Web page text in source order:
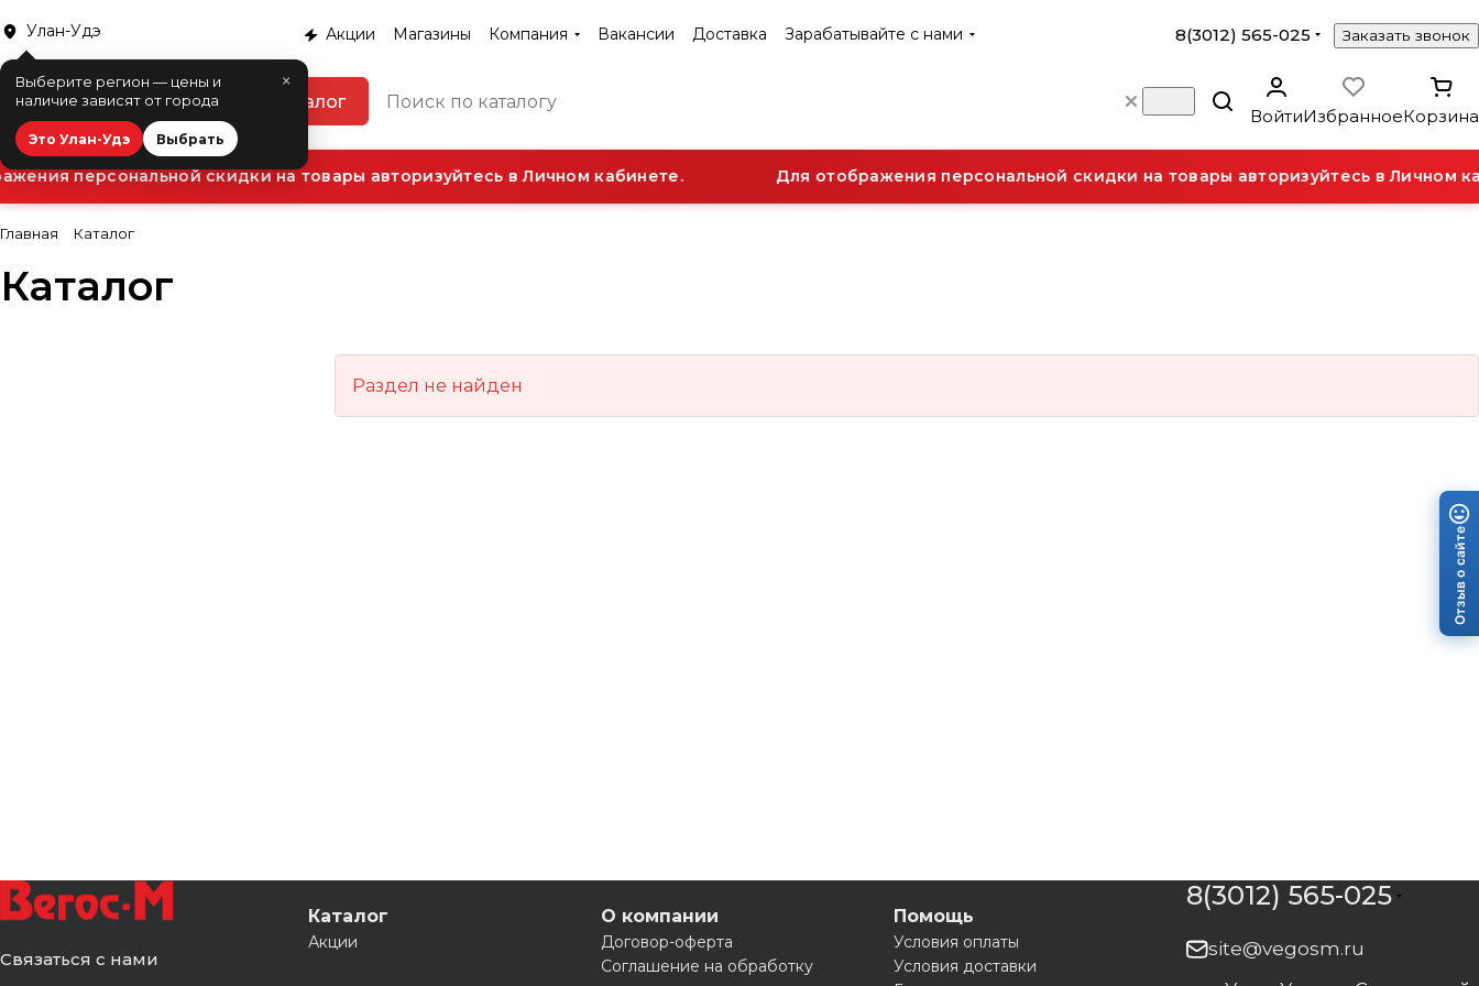
Улан-Удэ
×
Выберите регион — цены и
наличие зависят от города
Это Улан-Удэ Выбрать
Акции Магазины Компания Вакансии Доставка Зарабатывайте с нами 8(3012) 565-025 Заказать звонок
Каталог
ВойтиИзбранноеКорзина
персональной скидки на товары авторизуйтесь в Личном кабинете. Для отображения персональной скидки на товары авторизуйтесь в Личном
Главная Каталог
Каталог
Раздел не найден
Связаться с нами
Каталог
Акции
О компании
Договор-оферта
Соглашение на обработку
Помощь
Условия оплаты
Условия доставки
8(3012) 565-025
site@vegosm.ru
Отзыв о сайте